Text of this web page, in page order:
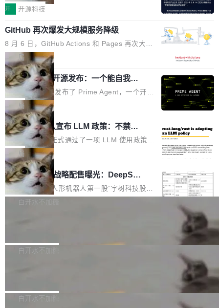
度宣传的。」 这才是真正的痛点。不是所有论文
都有问题，是最吸引眼球的那批论文最有问题。
他引用的帖子来自 Mathew Shen，一位 ICLR 2
026 的读者：「看了篇 ...
认为现代 AI 领域最重要的三个开源项目。 第一
理由很具体。FA 系列不需要解释，但 FA2 是他
认为最重要的一个——复杂度恰到好处，刚好能
驱动你去学 CuTe，但还没被那些"邪恶的" Hopp
er++ 优化所淹没，足够容易修改和适配。 更关
键的是 FA2 的持久性...
单点设备迈向智能化、网联化、协同化发展。作
鸿蒙通过统一技术底座和分布式能力，为不同类
型智能设备的开发、连接与互联提供关键支撑，
也为产业链企业探索产品创新与商业增长打开新
的空间。 8月14日，开源鸿蒙智能硬件开发者日
（OHDD：OpenHarmony Hardware Develope
r Day）将在杭州启航。活动面向智能硬件产业
链企业和开发者，邀请行业专家与资深技术顾
问，围绕开源鸿蒙技术能力、设备适配、芯片适
配、功耗与稳定性调优、兼容性测评及统一互联
等内容展开系统讲解和实战交流，帮助企业进一
步了解开源鸿蒙在智能...
开 开源科技
GitHub 再次爆发大规模服务降级
8 月 6 日，GitHub Actions 和 Pages 再次大规
模服务降级，Actions 完全不可用超过 5 小时，
webhook 停发，连自托管 runner 也因调度层故
障无法工作。Pages、Copilot code review、C
opilot coding agent 全部受影响。从检测到完全
恢复，大约 12 小时。 这是 2026 年 8 月的第六
起事故，其中四起与 AI/Copilot 服务相关。 Git
Hub 员工 kdaigle 在 HN 讨论中贴出了一组数
据：2025 年全年 10 亿次 commit。现在，每周
2.75 亿次，全年预计 140 亿次。GitHub...
局
Prime Agent 开源发布：一个能自我改
进的编程 Agent，ARC-AGI 3 超越人类
专家基线
Prime Intellect 发布了 Prime Agent，一个开源
的编程 Agent Harness，核心设计围绕两个抽
象：Recursive Language Model（RLM）和 C
ontinual Harness。在 ARC-AGI 3 基准测试
上，Prime Agent + Opus 5 的组合达到了 95.
5% RHAE Best@1，超过了 ARC 报告的人类专
家基线 95.4%。 不是又一个 coding agent 包装
器 Prime Agent 的架构和市面上大多数 coding
agent 有本质区别。大多数 agent harness 的设
计是基于早期模型的能力—...
局
Rust 项目团队宣布 LLM 政策：不禁
止，但你要承认哪些代码不是你写的
Rust 语言项目正式通过了一项 LLM 使用政策，
覆盖 rust-lang/rust 单一仓库的代码贡献。这不
是项目级别的官方立场，目前由五个团队采纳，
但它可能是主流开源项目中关于 AI 辅助贡献最
细致的一份规则。 政策的核心只有一句话：LLM
可以用来分析、提炼、审阅、建议，但不能用来
不得生成涉及安全性的关键变更，除非作者本身
局
宇树科技 IPO 战略配售曝光：DeepSe
ek 获配 93.3 万股，锁定 36 个月
8月6日晚间，“人形机器人第一股”宇树科技股份
有限公司披露IPO发行价格及战略配售结果，杭
36个月。 公告显示，本次宇树科技战略配售对
员工参与设立的专项资产管理计划。其中，Dee
白开水不加糖
Bug fixes and enhancements 修复多次传递同
一个回归问题，该问题导致拉取镜像时会拒绝包
白开水不加糖
e 孵化器项目管理委员会（IPMC）投票中获得
白开水不加糖